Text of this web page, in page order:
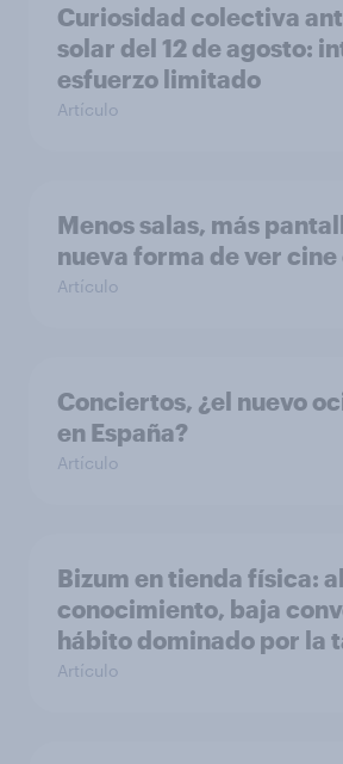
Curiosidad colectiva
solar del 12 de agosto:
esfuerzo limitado
Artículo
Menos salas, más
nueva forma de ver cine
Artículo
Conciertos, ¿el nuevo
en España?
Artículo
Bizum en tienda física:
conocimiento, baja
hábito dominado por la
Artículo